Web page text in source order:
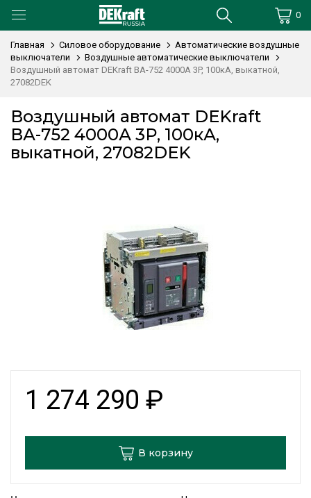
0
Главная Силовое оборудование
Автоматические воздушные
выключатели
Воздушные автоматические выключатели
Воздушный автомат DEKraft ВА-752 4000А 3P, 100кА, выкатной,
27082DEK
Воздушный автомат DEKraft
ВА-752 4000А 3P, 100кА,
выкатной, 27082DEK
1 274 290 ₽
В корзину